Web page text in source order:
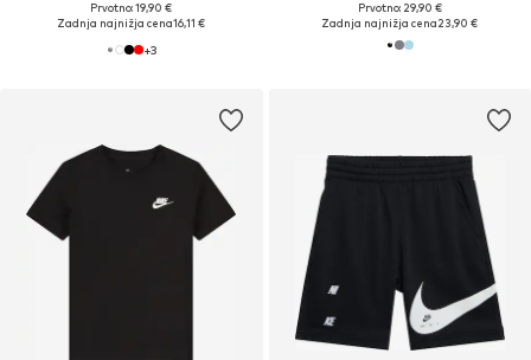
Prvotno: 19,90 €
Zadnja najnižja cena16,11 €
+3
Prvotno: 29,90 €
Zadnja najnižja cena23,90 €